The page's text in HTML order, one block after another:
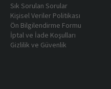
Sık Sorulan Sorular
Kişisel Veriler Politikası
Ön Bilgilendirme Formu
İptal ve İade Koşulları
Gizlilik ve Güvenlik